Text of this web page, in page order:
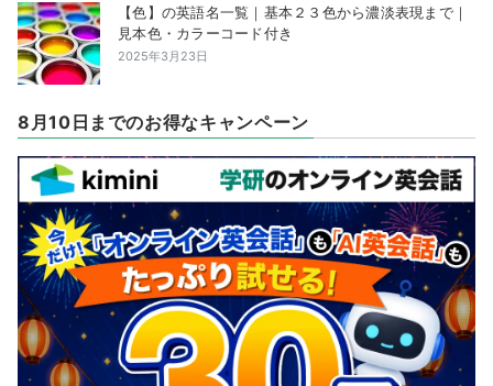
【色】の英語名一覧｜基本２３色から濃淡表現まで｜
見本色・カラーコード付き
2025年3月23日
8月10日までのお得なキャンペーン